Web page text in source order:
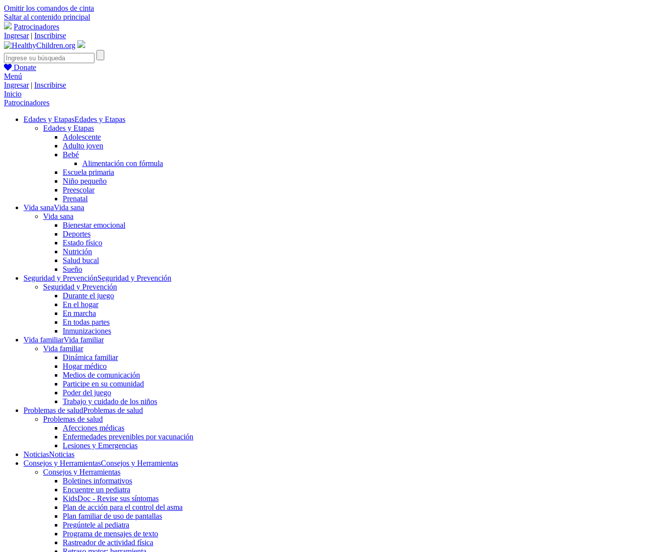
Omitir los comandos de cinta
Saltar al contenido principal
Patrocinadores
Ingresar| Inscribirse
Donate
Menú
Ingresar| Inscribirse
Inicio
Patrocinadores
Edades y EtapasEdades y Etapas
Edades y Etapas
Adolescente
Adulto joven
Bebé
Alimentación con fórmula
Escuela primaria
Niño pequeño
Preescolar
Prenatal
Vida sanaVida sana
Vida sana
Bienestar emocional
Deportes
Estado físico
Nutrición
Salud bucal
Sueño
Seguridad y PrevenciónSeguridad y Prevención
Seguridad y Prevención
Durante el juego
En el hogar
En marcha
En todas partes
Inmunizaciones
Vida familiarVida familiar
Vida familiar
Dinámica familiar
Hogar médico
Medios de comunicación
Participe en su comunidad
Poder del juego
Trabajo y cuidado de los niños
Problemas de saludProblemas de salud
Problemas de salud
Afecciones médicas
Enfermedades prevenibles por vacunación
Lesiones y Emergencias
NoticiasNoticias
Consejos y HerramientasConsejos y Herramientas
Consejos y Herramientas
Boletines informativos
Encuentre un pediatra
KidsDoc - Revise sus síntomas
Plan de acción para el control del asma
Plan familiar de uso de pantallas
Pregúntele al pediatra
Programa de mensajes de texto
Rastre​​ador de activida​d física